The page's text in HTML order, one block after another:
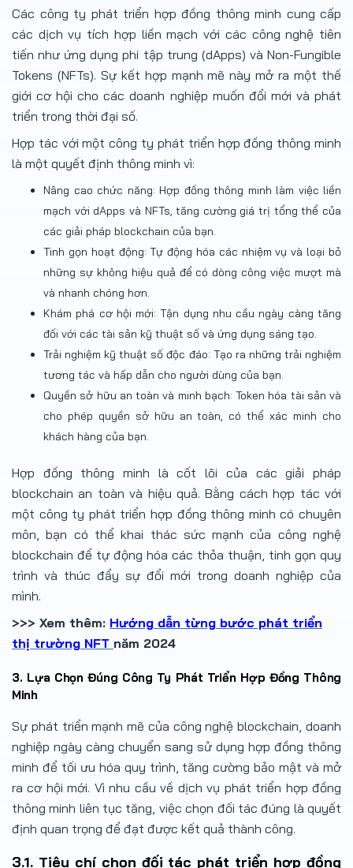
Các công ty phát triển hợp đồng thông minh cung cấp
các dịch vụ tích hợp liền mạch với các công nghệ tiên
tiến như ứng dụng phi tập trung (dApps) và Non-Fungible
Tokens (NFTs). Sự kết hợp mạnh mẽ này mở ra một thế
giới cơ hội cho các doanh nghiệp muốn đổi mới và phát
triển trong thời đại số.
Hợp tác với một công ty phát triển hợp đồng thông minh
là một quyết định thông minh vì:
Nâng cao chức năng: Hợp đồng thông minh làm việc liền
mạch với dApps và NFTs, tăng cường giá trị tổng thể của
các giải pháp blockchain của bạn.
Tinh gọn hoạt động: Tự động hóa các nhiệm vụ và loại bỏ
những sự không hiệu quả để có dòng công việc mượt mà
và nhanh chóng hơn.
Khám phá cơ hội mới: Tận dụng nhu cầu ngày càng tăng
đối với các tài sản kỹ thuật số và ứng dụng sáng tạo.
Trải nghiệm kỹ thuật số độc đáo: Tạo ra những trải nghiệm
tương tác và hấp dẫn cho người dùng của bạn.
Quyền sở hữu an toàn và minh bạch: Token hóa tài sản và
cho phép quyền sở hữu an toàn, có thể xác minh cho
khách hàng của bạn.
Hợp đồng thông minh là cốt lõi của các giải pháp
blockchain an toàn và hiệu quả. Bằng cách hợp tác với
một công ty phát triển hợp đồng thông minh có chuyên
môn, bạn có thể khai thác sức mạnh của công nghệ
blockchain để tự động hóa các thỏa thuận, tinh gọn quy
trình và thúc đẩy sự đổi mới trong doanh nghiệp của
mình.
>>> Xem thêm: Hướng dẫn từng bước phát triển
thị trường NFT năm 2024
3. Lựa Chọn Đúng Công Ty Phát Triển Hợp Đồng Thông
Minh
Sự phát triển mạnh mẽ của công nghệ blockchain, doanh
nghiệp ngày càng chuyển sang sử dụng hợp đồng thông
minh để tối ưu hóa quy trình, tăng cường bảo mật và mở
ra cơ hội mới. Vì nhu cầu về dịch vụ phát triển hợp đồng
thông minh liên tục tăng, việc chọn đối tác đúng là quyết
định quan trọng để đạt được kết quả thành công.
3.1. Tiêu chí chọn đối tác phát triển hợp đồng